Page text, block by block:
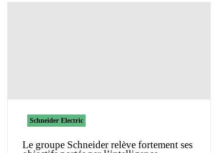
Schneider Electric
Le groupe Schneider relève fortement ses